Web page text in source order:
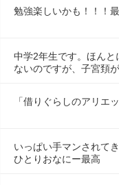
勉強楽しいかも！！！
中学2年生です。ほん
ないのですが、子宮頚
「借りぐらしのアリエ
いっぱい手マンされて
ひとりおなにー最高